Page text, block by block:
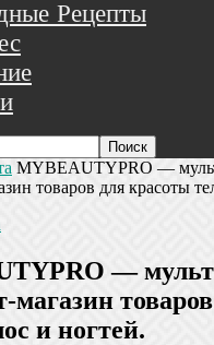
Рецепты
MYBEAUTYPRO —
товаров для красоты
—
магазин
и ногтей.